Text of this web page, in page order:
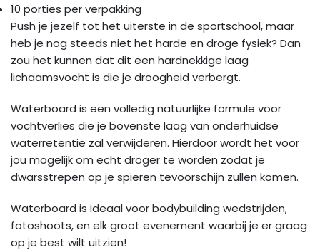
10 porties per verpakking
Push je jezelf tot het uiterste in de sportschool, maar
heb je nog steeds niet het harde en droge fysiek? Dan
zou het kunnen dat dit een hardnekkige laag
lichaamsvocht is die je droogheid verbergt.
Waterboard is een volledig natuurlijke formule voor
vochtverlies die je bovenste laag van onderhuidse
waterretentie zal verwijderen. Hierdoor wordt het voor
jou mogelijk om echt droger te worden zodat je
dwarsstrepen op je spieren tevoorschijn zullen komen.
Waterboard is ideaal voor bodybuilding wedstrijden,
fotoshoots, en elk groot evenement waarbij je er graag
op je best wilt uitzien!